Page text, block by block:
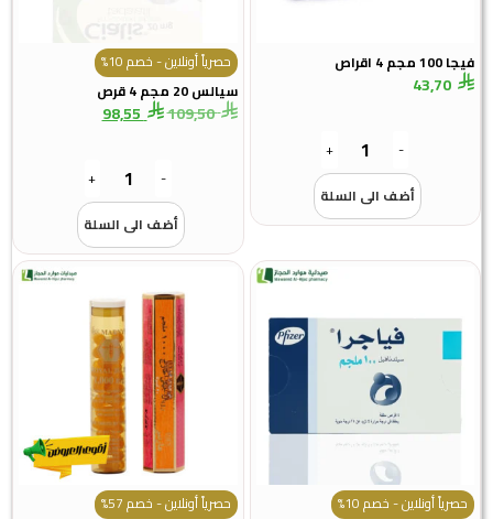
مجم 4 اقراص
43,70
أضف الى السلة
حصرياً أونلاين - خصم 10%
سيالس 20 مجم 4 قرص
109,50
98,55
أضف الى السلة
حصرياً أونلاين - خصم 10%
حصرياً أونلاين - خصم 57%